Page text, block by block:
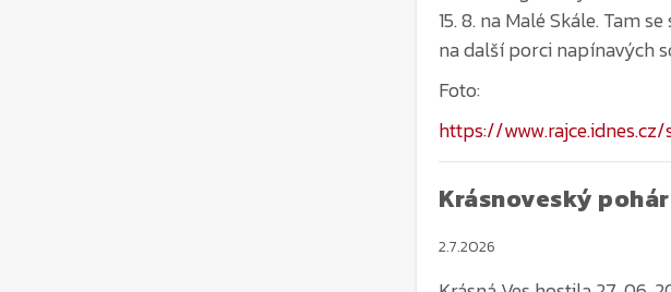
Foto:
https://
Krásnoveský pohár
Krásná Ves hostila 27. 06.
prestižní Jizerské ligy.
10 hodin ráno.